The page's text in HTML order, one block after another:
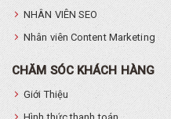
NHÂN VIÊN SEO
Nhân viên Content Marketing
CHĂM SÓC KHÁCH HÀNG
Giới Thiệu